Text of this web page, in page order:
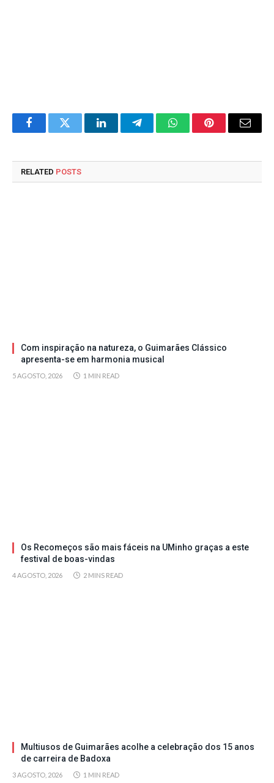
FacebookTwitter LinkedInTelegramWhatsAppPinterestEmail
RELATED POSTS
Com inspiração na natureza, o Guimarães Clássico
apresenta-se em harmonia musical
5 AGOSTO, 2026 1 MIN READ
Os Recomeços são mais fáceis na UMinho graças a este
festival de boas-vindas
4 AGOSTO, 2026 2 MINS READ
Multiusos de Guimarães acolhe a celebração dos 15 anos
de carreira de Badoxa
3 AGOSTO, 2026 1 MIN READ